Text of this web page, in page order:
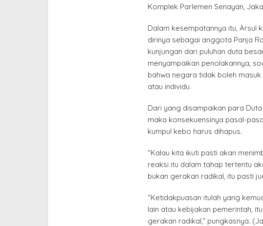
Komplek Parlemen Senayan,
Dalam kesempatannya itu, Arsul
dirinya sebagai anggota Panja
kunjungan dari puluhan duta
menyampaikan penolakannya,
bahwa negara tidak boleh
atau individu.
Dari yang disampaikan para Duta
maka konsekuensinya pasal-
kumpul kebo harus dihapus.
“Kalau kita ikuti pasti akan
reaksi itu dalam tahap tertentu
bukan gerakan radikal, itu pasti
“Ketidakpuasan itulah yang
lain atau kebijakan pemerintah,
gerakan radikal,” pungkasnya.